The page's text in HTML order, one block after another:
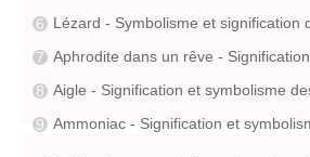
Lézard - Symbolisme et signification
Aphrodite dans un rêve -
Aigle - Signification et symbolisme
Ammoniac - Signification et